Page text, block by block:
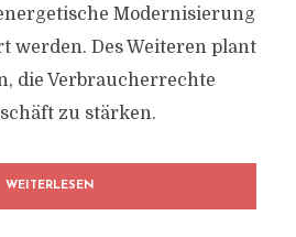
Modernisierung
werden. Des Weiteren plant
die Verbraucherrechte
zu stärken.
WEITERLESEN